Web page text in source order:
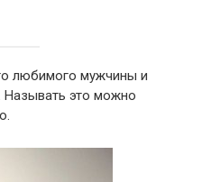
любимого мужчины и
Называть это можно